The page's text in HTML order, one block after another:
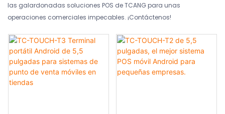
las galardonadas soluciones POS de TCANG para unas
operaciones comerciales impecables. ¡Contáctenos!